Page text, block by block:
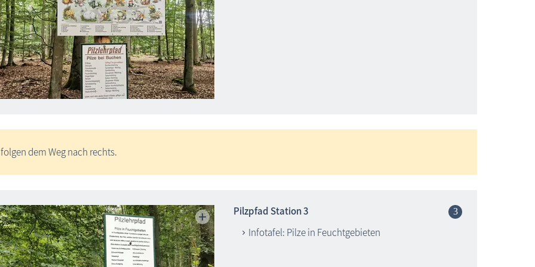
dem Weg nach rechts.
Pilzpfad Station 3
Infotafel: Pilze in Feuchtgebieten